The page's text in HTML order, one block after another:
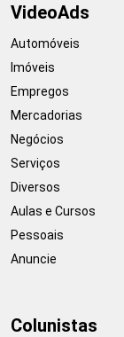
VideoAds
Automóveis
Imóveis
Empregos
Mercadorias
Negócios
Serviços
Diversos
Aulas e Cursos
Pessoais
Anuncie
Colunistas